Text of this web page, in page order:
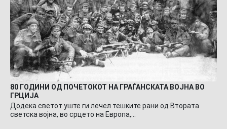
80 ГОДИНИ ОД ПОЧЕТОКОТ НА ГРАЃАНСКАТА ВОЈНА ВО
ГРЦИЈА
Додека светот уште ги лечел тешките рани од Втората
светска војна, во срцето на Европа,…